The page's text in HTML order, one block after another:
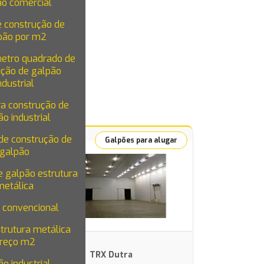
comercial
construção de
por m2
quadrado de
de galpão
construção de
industrial
construção de
galpão
galpão estrutura
convencional
metálica
m2
TRX Dutra
Galpões para alugar